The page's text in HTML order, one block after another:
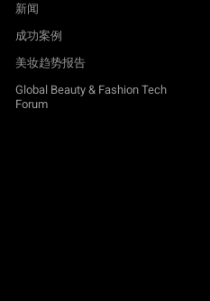
新闻
成功案例
美妆趋势报告
Global Beauty & Fashion Tech
Forum